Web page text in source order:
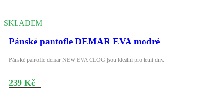
SKLADEM
Pánské pantofle DEMAR EVA modré
Pánské pantofle demar NEW EVA CLOG jsou ideální pro letní dny.
239 Kč